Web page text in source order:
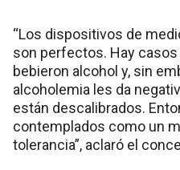
“Los dispositivos de
son perfectos. Hay
bebieron alcohol y, sin
alcoholemia les da
están descalibrados.
contemplados como un
tolerancia”, aclaró el